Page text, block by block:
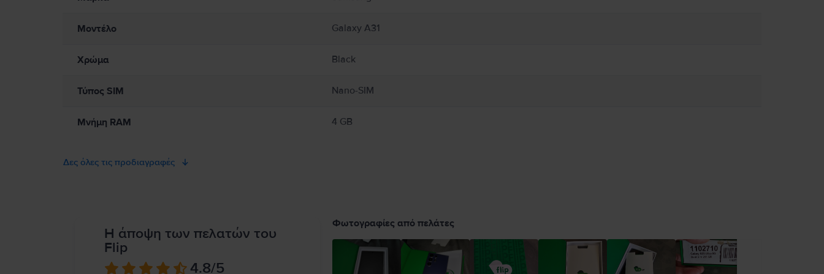
Μοντέλο Galaxy A31
Χρώμα Black
Τύπος SIM Nano-SIM
Μνήμη RAM 4 GB
Δες όλες τις προδιαγραφές
Η άποψη των πελατών του
Flip
4.8/5
Φωτογραφίες από πελάτες